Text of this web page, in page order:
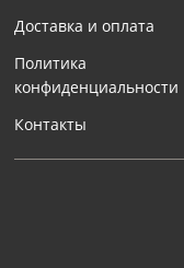
Доставка и оплата
Политика
конфиденциальности
Контакты